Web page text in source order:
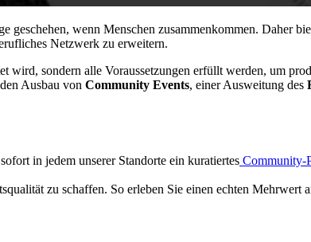
wenn Menschen zusammenkommen. Daher
Netzwerk zu erweitern.
sondern alle Voraussetzungen erfüllt werden, um
Ausbau von Community Events, einer Ausweitung des
in jedem unserer Standorte ein kuratiertes Community-
zu schaffen. So erleben Sie einen echten Mehrwert